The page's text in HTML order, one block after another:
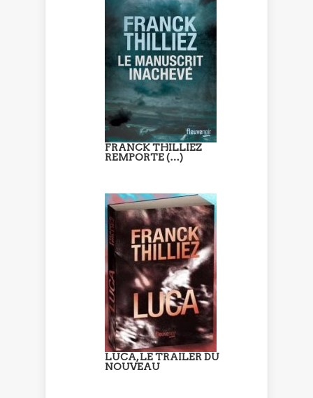
FRANCK THILLIEZ
REMPORTE (…)
LUCA, LE TRAILER DU
NOUVEAU